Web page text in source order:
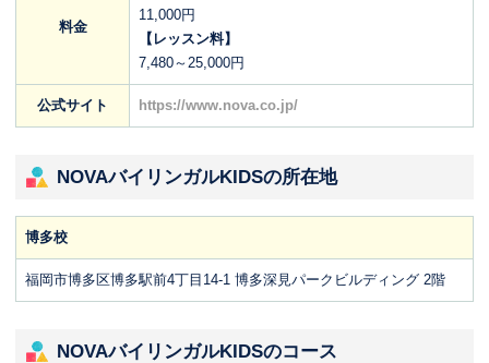
料金
11,000円
【レッスン料】
7,480～25,000円
公式サイト https://www.nova.co.jp/
NOVAバイリンガルKIDSの所在地
博多校
福岡市博多区博多駅前4丁目14-1 博多深見パークビルディング 2階
NOVAバイリンガルKIDSのコース